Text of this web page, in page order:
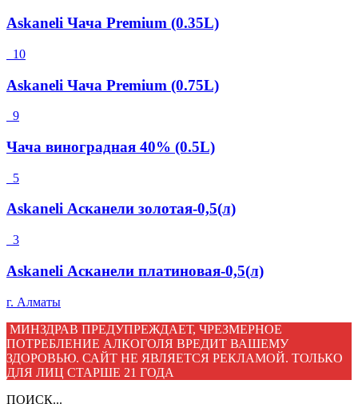
Askaneli Чача Premium (0.35L)
10
Askaneli Чача Premium (0.75L)
9
Чача виноградная 40% (0.5L)
5
Askaneli Асканели золотая-0,5(л)
3
Askaneli Асканели платиновая-0,5(л)
г. Алматы
МИНЗДРАВ ПРЕДУПРЕЖДАЕТ, ЧРЕЗМЕРНОЕ
ПОТРЕБЛЕНИЕ АЛКОГОЛЯ ВРЕДИТ ВАШЕМУ
ЗДОРОВЬЮ. САЙТ НЕ ЯВЛЯЕТСЯ РЕКЛАМОЙ. ТОЛЬКО
ДЛЯ ЛИЦ СТАРШЕ 21 ГОДА
ПОИСК...